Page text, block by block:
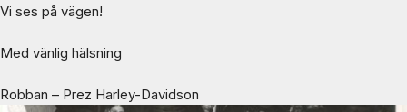
Vi ses på vägen!
Med vänlig hälsning
Robban – Prez Harley-Davidson